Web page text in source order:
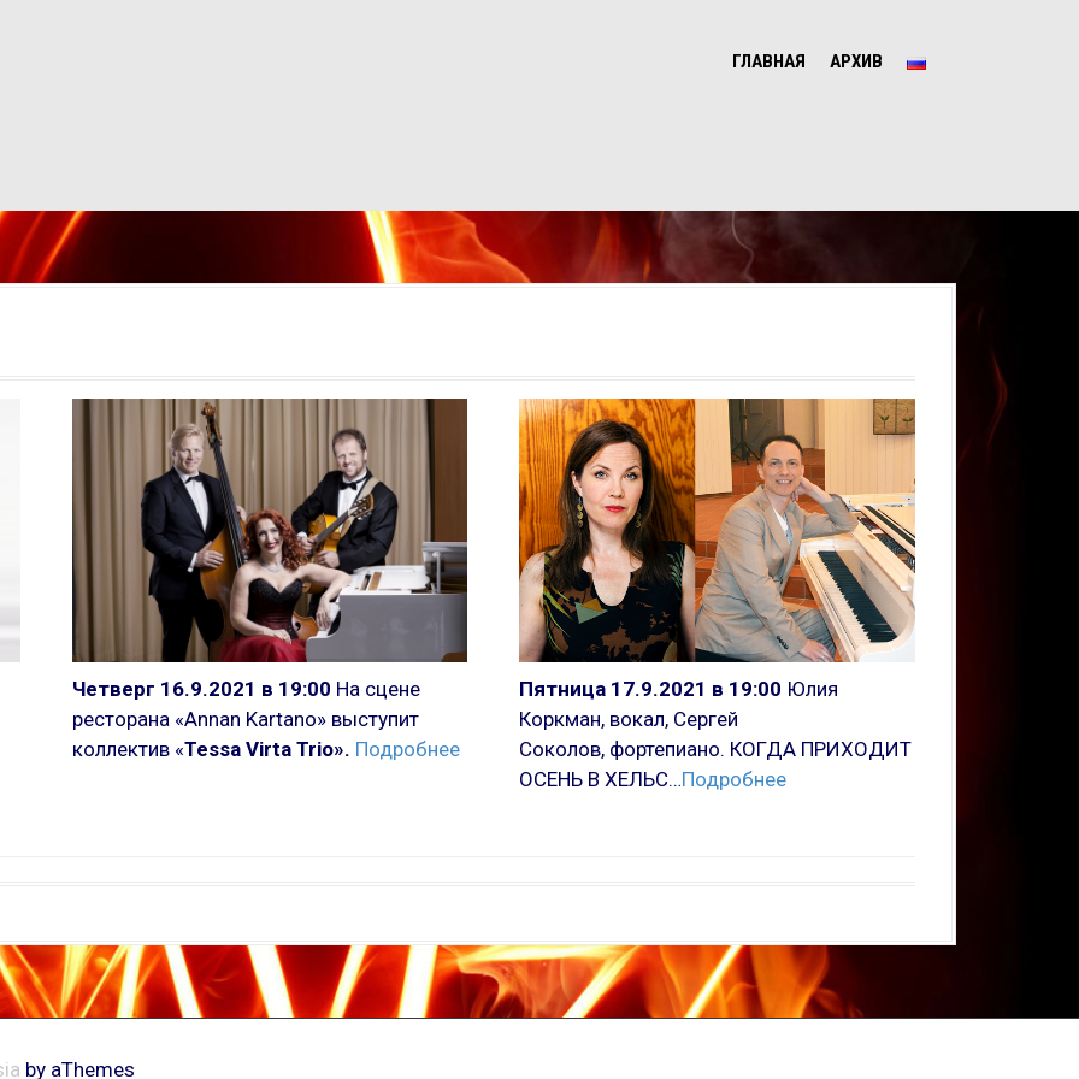
ГЛАВНАЯ АРХИВ
Четверг 16.9.2021 в 19:00 На сцене
ресторана «Annan Kartano» выступит
коллектив «Tessa Virta Trio». Подробнее
Пятница 17.9.2021 в 19:00 Юлия
Коркман, вокал, Сергей
Соколов, фортепиано. КОГДА ПРИХОДИТ
ОСЕНЬ В ХЕЛЬС…Подробнее
by aThemes